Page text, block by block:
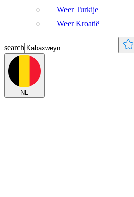
Weer Turkije
Weer Kroatië
search
NL